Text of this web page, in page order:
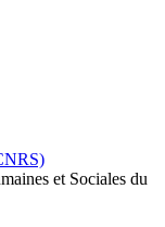
et Sociales du